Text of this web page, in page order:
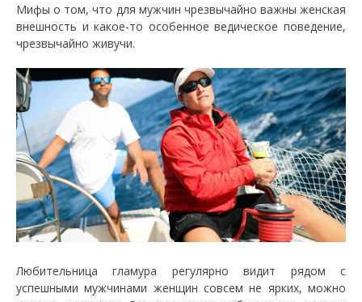
Мифы о том, что для мужчин чрезвычайно важны женская
внешность и какое-то особенное ведическое поведение,
чрезвычайно живучи.
Любительница гламура регулярно видит рядом с
успешными мужчинами женщин совсем не ярких, можно